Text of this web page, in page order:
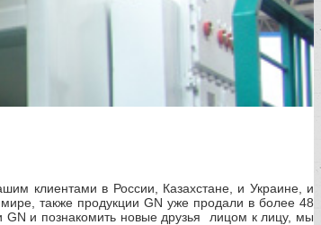
клиентами в России, Казахстане, и Украине, и
также продукции GN уже продали в более 48
GN и познакомить новые друзья лицом к лицу, мы